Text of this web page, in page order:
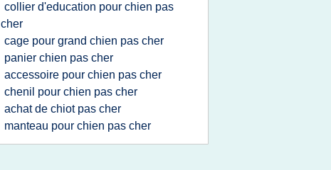
collier d'education pour chien pas
cher
cage pour grand chien pas cher
panier chien pas cher
accessoire pour chien pas cher
chenil pour chien pas cher
achat de chiot pas cher
manteau pour chien pas cher